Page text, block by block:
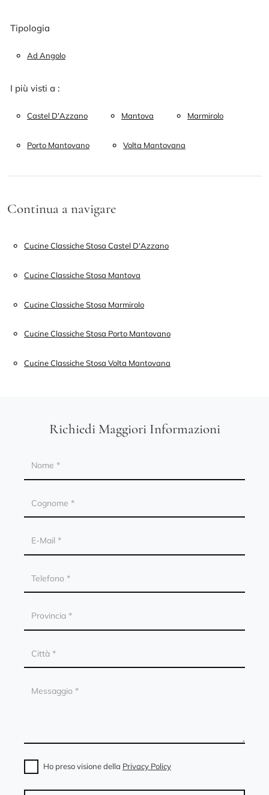
Tipologia
Ad Angolo
I più visti a :
Castel D'Azzano Mantova Marmirolo
Porto Mantovano Volta Mantovana
Continua a navigare
Cucine Classiche Stosa Castel D'Azzano
Cucine Classiche Stosa Mantova
Cucine Classiche Stosa Marmirolo
Cucine Classiche Stosa Porto Mantovano
Cucine Classiche Stosa Volta Mantovana
Richiedi Maggiori Informazioni
Ho preso visione della Privacy Policy